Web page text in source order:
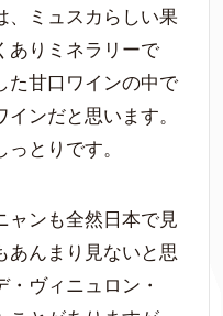
、ミュスカらしい果
ありミネラリーで
た甘口ワインの中で
ンだと思います。
とりです。
ャンも全然日本で見
あんまり見ないと思
ヴィニュロン・